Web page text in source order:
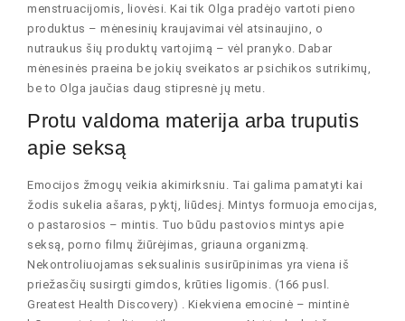
menstruacijomis, liovėsi. Kai tik Olga pradėjo vartoti pieno
produktus – mėnesinių kraujavimai vėl atsinaujino, o
nutraukus šių produktų vartojimą – vėl pranyko. Dabar
mėnesinės praeina be jokių sveikatos ar psichikos sutrikimų,
be to Olga jaučias daug stipresnė jų metu.
Protu valdoma materija arba truputis
apie seksą
Emocijos žmogų veikia akimirksniu. Tai galima pamatyti kai
žodis sukelia ašaras, pyktį, liūdesį. Mintys formuoja emocijas,
o pastarosios – mintis. Tuo būdu pastovios mintys apie
seksą, porno filmų žiūrėjimas, griauna organizmą.
Nekontroliuojamas seksualinis susirūpinimas yra viena iš
priežasčių susirgti gimdos, krūties ligomis. (166 pusl.
Greatest Health Discovery) . Kiekviena emocinė – mintinė